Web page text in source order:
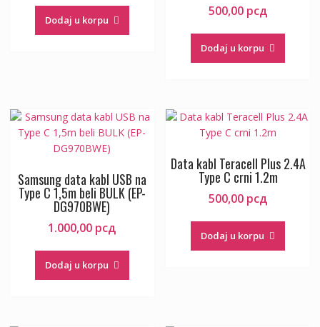
Dodaj u korpu
500,00 рсд
Dodaj u korpu
Samsung data kabl USB na
Type C 1,5m beli BULK (EP-
DG970BWE)
1.000,00 рсд
Dodaj u korpu
Data kabl Teracell Plus 2.4A
Type C crni 1.2m
500,00 рсд
Dodaj u korpu